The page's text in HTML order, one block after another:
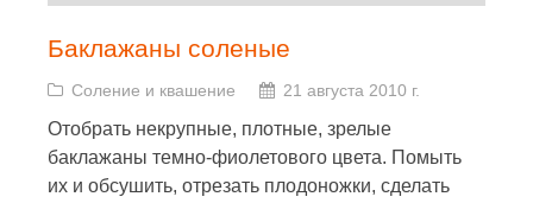
Баклажаны соленые
Соление и квашение 21 августа 2010 г.
Отобрать некрупные, плотные, зрелые
баклажаны темно-фиолетового цвета. Помыть
их и обсушить, отрезать плодоножки, сделать